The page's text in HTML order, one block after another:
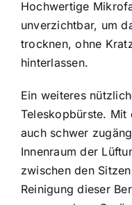
Hochwertige
unverzichtbar, um
trocknen, ohne
hinterlassen.
Ein weiteres
Teleskopbürste. Mit
auch schwer
Innenraum der
zwischen den
Reinigung dieser